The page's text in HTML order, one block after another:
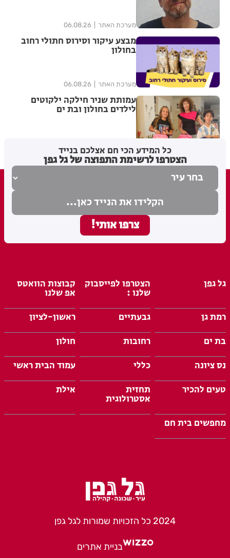
מערכת האתר 06.08.26
מבצע עיקור וסירוס חתולי רחוב
בחולון
מערכת האתר 06.08.26
עמותת שניר חילקה ילקוטים
לילדים בחולון ובת ים
כל המידע הכי חם אצלכם בנייד
הצטרפו לרשימת התפוצה של גל גפן
גל גפן הצטרפו לפייסבוק
שלנו :
קבוצות הוואטס
אפ שלנו
רמת גן
גבעתיים
ראשון-לציון
בת ים
רחובות
חולון
נס ציונה
כללי
עמוד הבית ראשי
טעים להכיר
תחזית
אסטרולוגית
אילת
מחפשים בית חם
2024 כל הזכויות שמורות לגל גפן
בניית אתרים